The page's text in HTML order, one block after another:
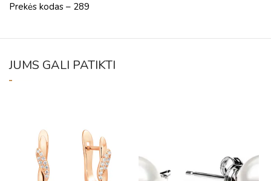
Prekės kodas – 289
JUMS GALI PATIKTI